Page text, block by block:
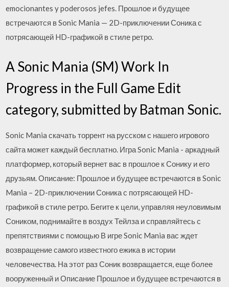
emocionantes y poderosos jefes. Прошлое и будущее
встречаются в Sonic Mania — 2D-приключении Соника с
потрясающей HD-графикой в стиле ретро.
A Sonic Mania (SM) Work In
Progress in the Full Game Edit
category, submitted by Batman Sonic.
Sonic Mania скачать торрент на русском с нашего игрового
сайта может каждый бесплатно. Игра Sonic Mania - аркадный
платформер, который вернет вас в прошлое к Сонику и его
друзьям. Описание: Прошлое и будущее встречаются в Sonic
Mania – 2D-приключении Соника с потрясающей HD-
графикой в стиле ретро. Бегите к цели, управляя неуловимым
Соником, поднимайте в воздух Тейлза и справляйтесь с
препятствиями с помощью В игре Sonic Mania вас ждет
возвращение самого известного ежика в истории
человечества. На этот раз Соник возвращается, еще более
вооруженный и Описание Прошлое и будущее встречаются в